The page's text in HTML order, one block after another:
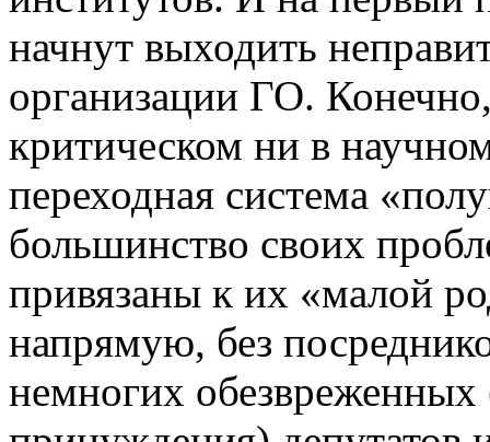
начнут выходить
организации ГО.
критическом ни в
переходная система
большинство своих
привязаны к их «малой
напрямую, без
немногих